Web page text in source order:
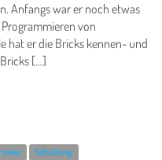
Anfangs war er noch etwas
von
hat er die Bricks kennen- und
[…]
Schaltung